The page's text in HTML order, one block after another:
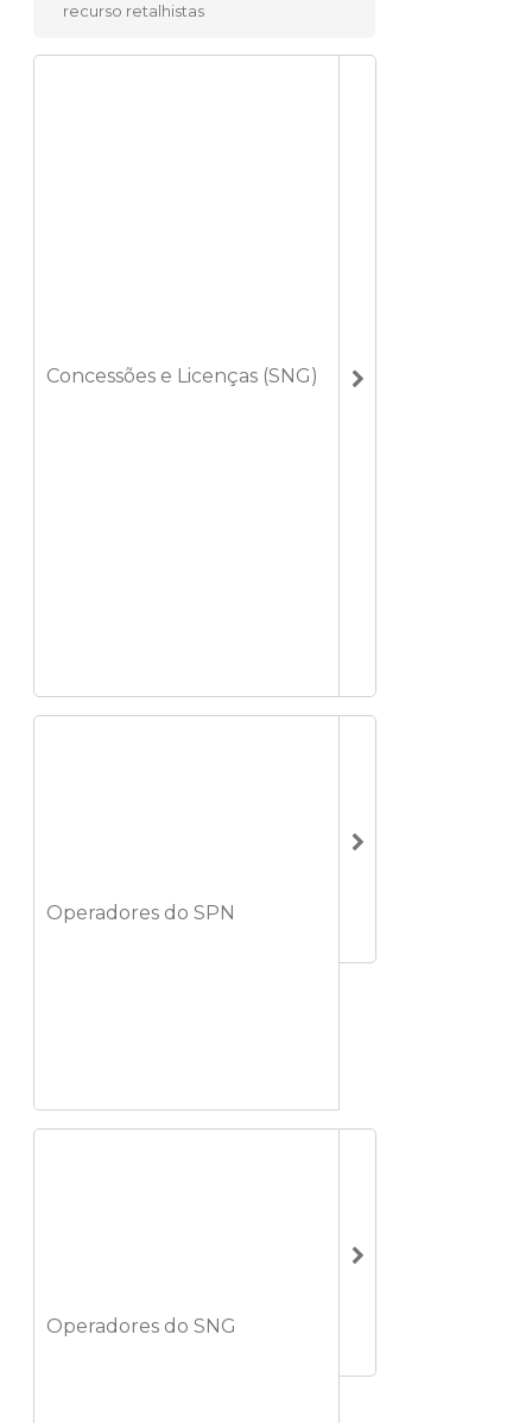
recurso retalhistas
Concessões e Licenças (SNG)
Operadores do SPN
Operadores do SNG